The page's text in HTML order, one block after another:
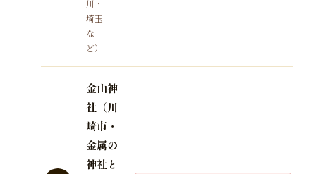
川・
埼玉
な
ど）
金山神
社（川
崎市・
金属の
神社と